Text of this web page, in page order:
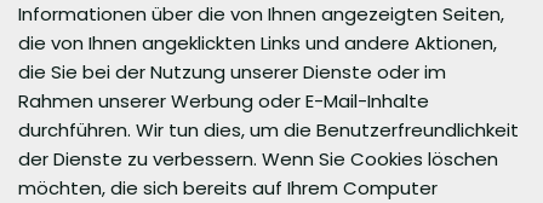
Informationen über die von Ihnen angezeigten Seiten,
die von Ihnen angeklickten Links und andere Aktionen,
die Sie bei der Nutzung unserer Dienste oder im
Rahmen unserer Werbung oder E-Mail-Inhalte
durchführen. Wir tun dies, um die Benutzerfreundlichkeit
der Dienste zu verbessern. Wenn Sie Cookies löschen
möchten, die sich bereits auf Ihrem Computer